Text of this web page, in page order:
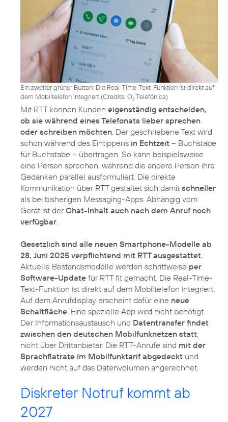
Ein zweiter grüner Button: Die Real-Time-Text-Funktion ist direkt auf
dem Mobiltelefon integriert (Credits: O2Telefónica)
Mit RTT können Kunden eigenständig entscheiden,
ob sie während eines Telefonats lieber sprechen
oder schreiben möchten. Der geschriebene Text wird
schon während des Eintippens in Echtzeit – Buchstabe
für Buchstabe – übertragen. So kann beispielsweise
eine Person sprechen, während die andere Person ihre
Gedanken parallel ausformuliert. Die direkte
Kommunikation über RTT gestaltet sich damit schneller
als bei bisherigen Messaging-Apps. Abhängig vom
Gerät ist derChat-Inhalt auch nach dem Anruf noch
verfügbar.
Gesetzlich sind alle neuen Smartphone-Modelle ab
28. Juni 2025 verpflichtend mit RTT ausgestattet.
Aktuelle Bestandsmodelle werden schrittweise per
Software-Update für RTT fit gemacht. Die Real-Time-
Text-Funktion ist direkt auf dem Mobiltelefon integriert.
Auf dem Anrufdisplay erscheint dafür eine neue
Schaltfläche. Eine spezielle App wird nicht benötigt.
Der Informationsaustausch und Datentransfer findet
zwischen den deutschen Mobilfunknetzen statt,
nicht über Drittanbieter. Die RTT-Anrufe sind mit der
Sprachflatrate im Mobilfunktarif abgedeckt und
werden nicht auf das Datenvolumen angerechnet.
Diskreter Notruf kommt ab
2027